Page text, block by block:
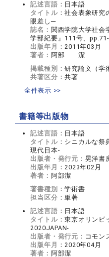
記述言語： 日本語
タイトル：社会表象研究
眼差し─
誌名： 関西学院大学社会
学部紀要』111号、
出版年月：2011年03月
著者： 阿部 潔
掲載種別：研究論文（学
共著区分：共著
全件表示 >>
書籍等出版物
記述言語： 日本語
タイトル： シニカルな祭
現代日本-
出版者・発行元： 晃洋書
出版年月：2023年02月
著者： 阿部潔
著書種別：学術書
担当区分：単著
記述言語： 日本語
タイトル：東京オリンピ
2020JAPAN-
出版者・発行元： コモン
出版年月：2020年04月
著者： 阿部潔